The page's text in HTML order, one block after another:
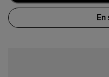
En